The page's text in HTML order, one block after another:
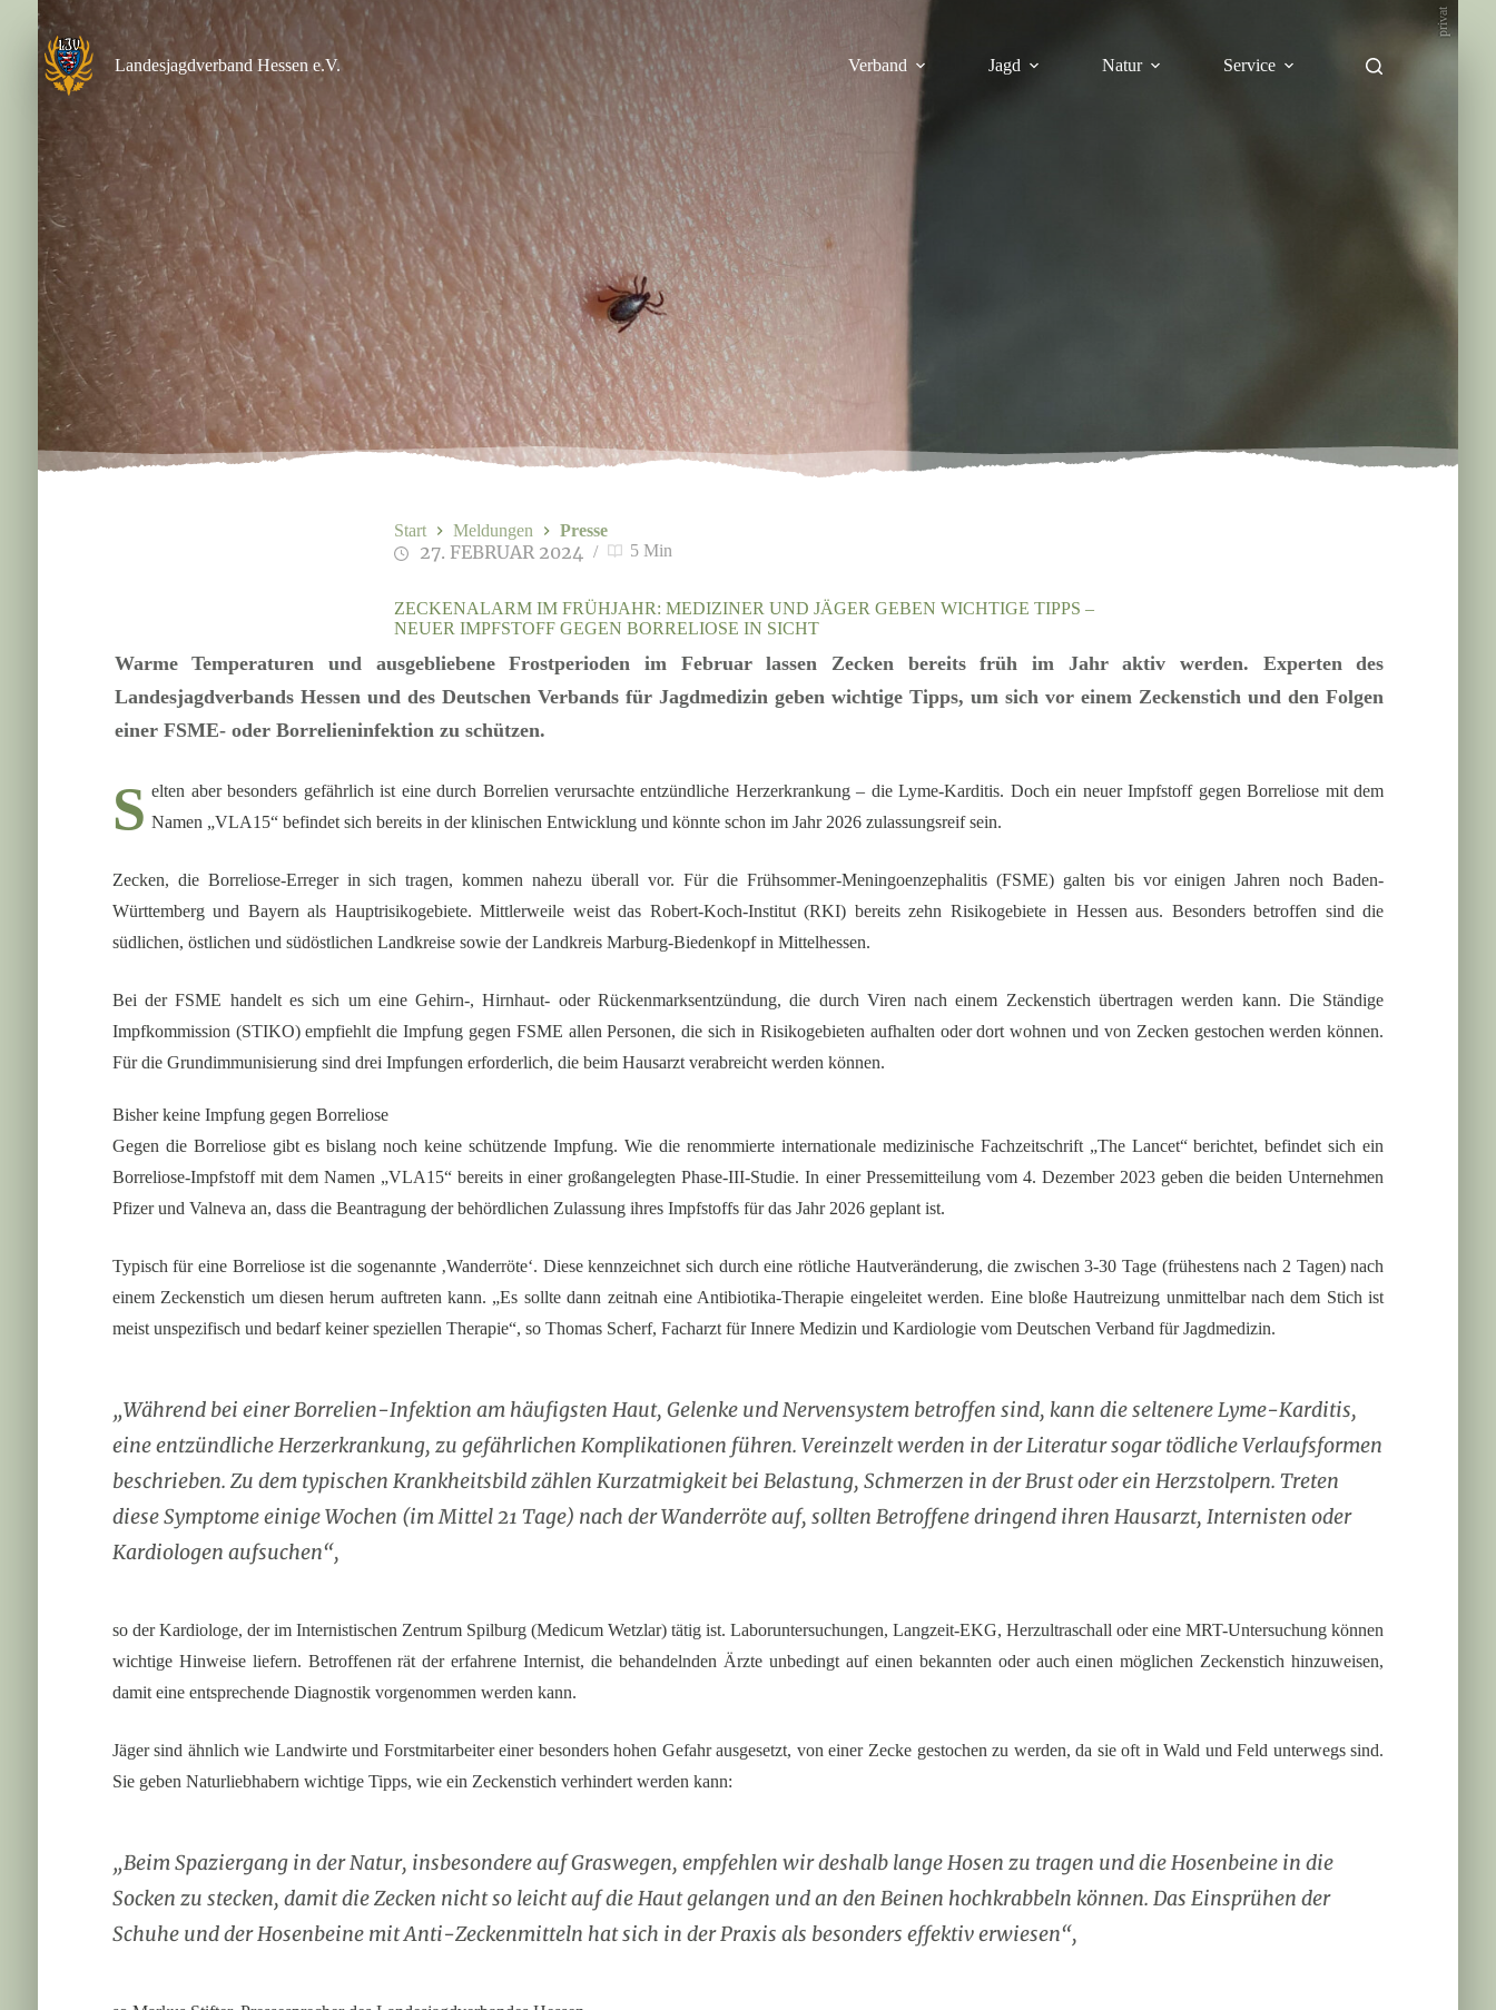
Inhalt
springen
Landesjagdverband Hessen e.V.
Verband Jagd Natur Service
privat
ZECKENALARM IM FRÜHJAHR: MEDIZINER UND JÄGER GEBEN WICHTIGE TIPPS –
NEUER IMPFSTOFF GEGEN BORRELIOSE IN SICHT
27. FEBRUAR 2024 5 Min
Start Meldungen Presse
Warme Temperaturen und ausgebliebene Frostperioden im Februar lassen Zecken bereits früh im Jahr aktiv werden. Experten des
Landesjagdverbands Hessen und des Deutschen Verbands für Jagdmedizin geben wichtige Tipps, um sich vor einem Zeckenstich und den Folgen
einer FSME- oder Borrelieninfektion zu schützen.
S elten aber besonders gefährlich ist eine durch Borrelien verursachte entzündliche Herzerkrankung – die Lyme-Karditis. Doch ein neuer Impfstoff gegen Borreliose mit dem
Namen „VLA15“ befindet sich bereits in der klinischen Entwicklung und könnte schon im Jahr 2026 zulassungsreif sein.
Zecken, die Borreliose-Erreger in sich tragen, kommen nahezu überall vor. Für die Frühsommer-Meningoenzephalitis (FSME) galten bis vor einigen Jahren noch Baden-
Württemberg und Bayern als Hauptrisikogebiete. Mittlerweile weist das Robert-Koch-Institut (RKI) bereits zehn Risikogebiete in Hessen aus. Besonders betroffen sind die
südlichen, östlichen und südöstlichen Landkreise sowie der Landkreis Marburg-Biedenkopf in Mittelhessen.
Bei der FSME handelt es sich um eine Gehirn-, Hirnhaut- oder Rückenmarksentzündung, die durch Viren nach einem Zeckenstich übertragen werden kann. Die Ständige
Impfkommission (STIKO) empfiehlt die Impfung gegen FSME allen Personen, die sich in Risikogebieten aufhalten oder dort wohnen und von Zecken gestochen werden können.
Für die Grundimmunisierung sind drei Impfungen erforderlich, die beim Hausarzt verabreicht werden können.
Bisher keine Impfung gegen Borreliose
Gegen die Borreliose gibt es bislang noch keine schützende Impfung. Wie die renommierte internationale medizinische Fachzeitschrift „The Lancet“ berichtet, befindet sich ein
Borreliose-Impfstoff mit dem Namen „VLA15“ bereits in einer großangelegten Phase-III-Studie. In einer Pressemitteilung vom 4. Dezember 2023 geben die beiden Unternehmen
Pfizer und Valneva an, dass die Beantragung der behördlichen Zulassung ihres Impfstoffs für das Jahr 2026 geplant ist.
Typisch für eine Borreliose ist die sogenannte ‚Wanderröte‘. Diese kennzeichnet sich durch eine rötliche Hautveränderung, die zwischen 3-30 Tage (frühestens nach 2 Tagen) nach
einem Zeckenstich um diesen herum auftreten kann. „Es sollte dann zeitnah eine Antibiotika-Therapie eingeleitet werden. Eine bloße Hautreizung unmittelbar nach dem Stich ist
meist unspezifisch und bedarf keiner speziellen Therapie“, so Thomas Scherf, Facharzt für Innere Medizin und Kardiologie vom Deutschen Verband für Jagdmedizin.
„Während bei einer Borrelien-Infektion am häufigsten Haut, Gelenke und Nervensystem betroffen sind, kann die seltenere Lyme-Karditis,
eine entzündliche Herzerkrankung, zu gefährlichen Komplikationen führen. Vereinzelt werden in der Literatur sogar tödliche Verlaufsformen
beschrieben. Zu dem typischen Krankheitsbild zählen Kurzatmigkeit bei Belastung, Schmerzen in der Brust oder ein Herzstolpern. Treten
diese Symptome einige Wochen (im Mittel 21 Tage) nach der Wanderröte auf, sollten Betroffene dringend ihren Hausarzt, Internisten oder
Kardiologen aufsuchen“,
so der Kardiologe, der im Internistischen Zentrum Spilburg (Medicum Wetzlar) tätig ist. Laboruntersuchungen, Langzeit-EKG, Herzultraschall oder eine MRT-Untersuchung können
wichtige Hinweise liefern. Betroffenen rät der erfahrene Internist, die behandelnden Ärzte unbedingt auf einen bekannten oder auch einen möglichen Zeckenstich hinzuweisen,
damit eine entsprechende Diagnostik vorgenommen werden kann.
Jäger sind ähnlich wie Landwirte und Forstmitarbeiter einer besonders hohen Gefahr ausgesetzt, von einer Zecke gestochen zu werden, da sie oft in Wald und Feld unterwegs sind.
Sie geben Naturliebhabern wichtige Tipps, wie ein Zeckenstich verhindert werden kann:
„Beim Spaziergang in der Natur, insbesondere auf Graswegen, empfehlen wir deshalb lange Hosen zu tragen und die Hosenbeine in die
Socken zu stecken, damit die Zecken nicht so leicht auf die Haut gelangen und an den Beinen hochkrabbeln können. Das Einsprühen der
Schuhe und der Hosenbeine mit Anti-Zeckenmitteln hat sich in der Praxis als besonders effektiv erwiesen“,